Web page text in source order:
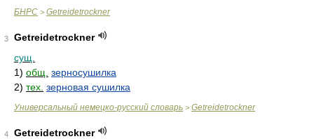
БНРС > Getreidetrockner
3
Getreidetrockner
сущ.
1) общ. зерносушилка
2) тех. зерновая сушилка
Универсальный немецко-русский словарь > Getreidetrockner
4
Getreidetrockner